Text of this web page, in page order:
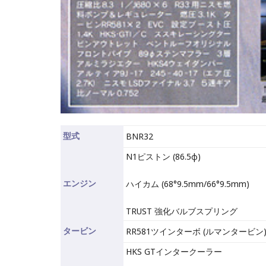
型式 BNR32
エンジン
N1ピストン (86.5φ)
ハイカム (68°9.5mm/66°9.5mm)
TRUST 強化バルブスプリング
タービン
RR581ツインターボ (ルマンタービン)
HKS GTインタークーラー